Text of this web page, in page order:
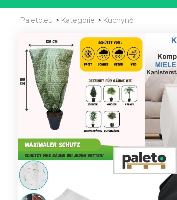
Paleto.eu > Kategorie > Kuchyně